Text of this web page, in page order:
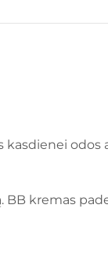
odos
kremas